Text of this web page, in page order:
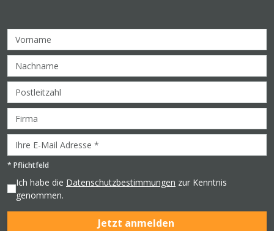
* Pflichtfeld
Ich habe die Datenschutzbestimmungen zur Kenntnis
genommen.
Jetzt anmelden